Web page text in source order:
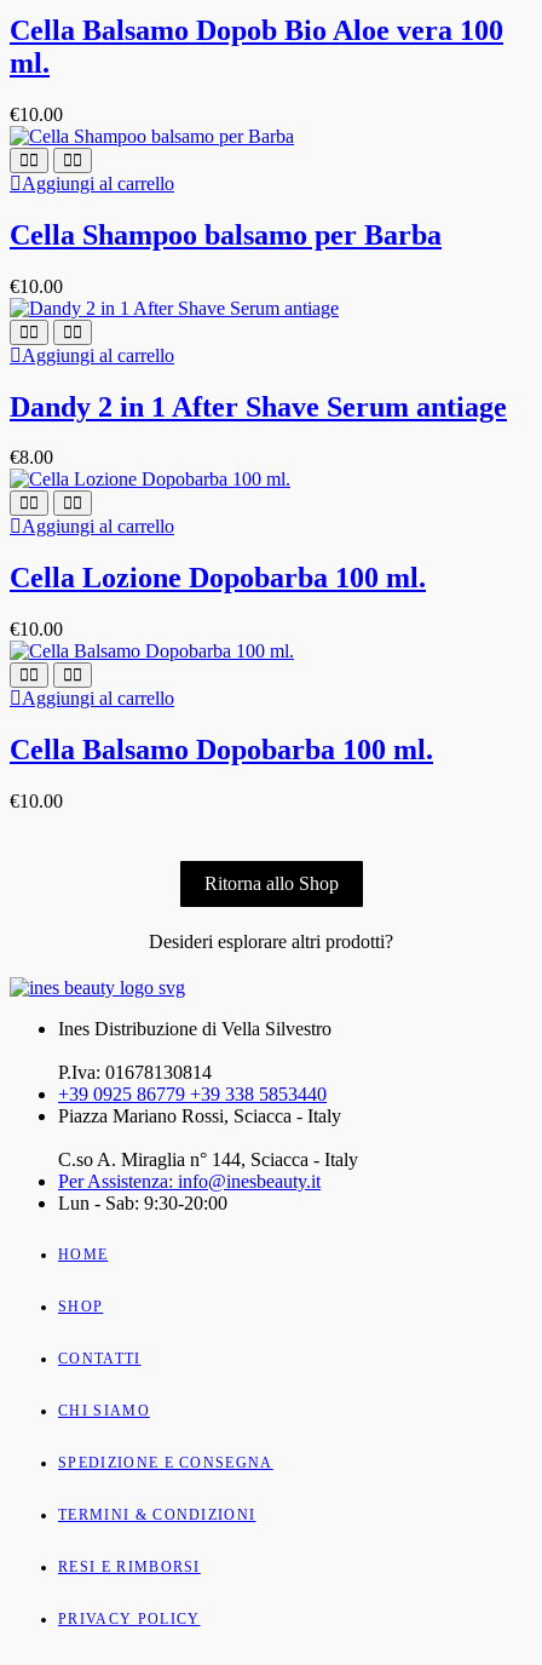
Cella Balsamo Dopob Bio Aloe vera 100
ml.
€10.00
Aggiungi al carrello
Cella Shampoo balsamo per Barba
€10.00
Aggiungi al carrello
Dandy 2 in 1 After Shave Serum antiage
€8.00
Aggiungi al carrello
Cella Lozione Dopobarba 100 ml.
€10.00
Aggiungi al carrello
Cella Balsamo Dopobarba 100 ml.
€10.00
Ritorna allo Shop
Desideri esplorare altri prodotti?
Ines Distribuzione di Vella Silvestro
P.Iva: 01678130814
+39 0925 86779 +39 338 5853440
Piazza Mariano Rossi, Sciacca - Italy
C.so A. Miraglia n° 144, Sciacca - Italy
Per Assistenza: info@inesbeauty.it
Lun - Sab: 9:30-20:00
HOME
SHOP
CONTATTI
CHI SIAMO
SPEDIZIONE E CONSEGNA
TERMINI & CONDIZIONI
RESI E RIMBORSI
PRIVACY POLICY